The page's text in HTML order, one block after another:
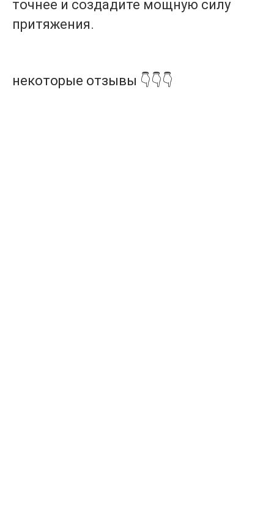
точнее и создадите мощную силу
притяжения.
некоторые отзывы 👇👇👇